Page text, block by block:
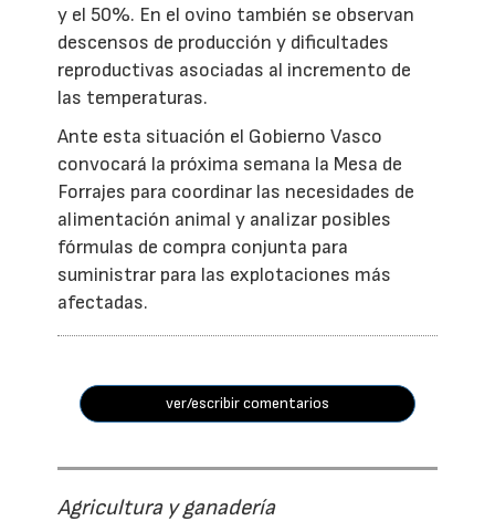
y el 50%. En el ovino también se observan
descensos de producción y dificultades
reproductivas asociadas al incremento de
las temperaturas.
Ante esta situación el Gobierno Vasco
convocará la próxima semana la Mesa de
Forrajes para coordinar las necesidades de
alimentación animal y analizar posibles
fórmulas de compra conjunta para
suministrar para las explotaciones más
afectadas.
ver/escribir comentarios
Agricultura y ganadería